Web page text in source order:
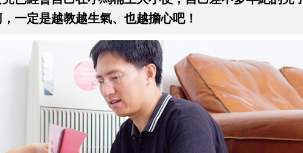
一定是越教越生氣、也越擔心吧！